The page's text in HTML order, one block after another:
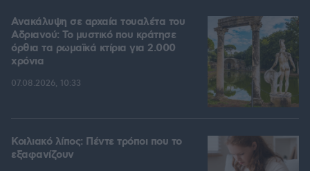
Ανακάλυψη σε αρχαία τουαλέτα του
Αδριανού: Το μυστικό που κράτησε
όρθια τα ρωμαϊκά κτίρια για 2.000
χρόνια
07.08.2026, 10:33
Κοιλιακό λίπος: Πέντε τρόποι που το
εξαφανίζουν